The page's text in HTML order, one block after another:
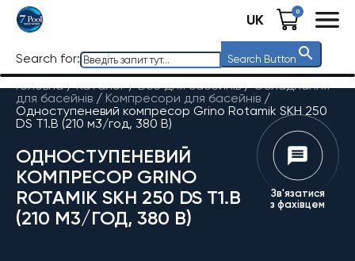
UK 0
Search for: Search Button
Головна / Каталог/Все для басейнів/Обладнання
для басейнів / Компресори для басейнів /
Одноступеневий компресор Grino Rotamik SKH 250
DS T1.В (210 м3/год, 380 В)
ОДНОСТУПЕНЕВИЙ
КОМПРЕСОР GRINO
ROTAMIK SKH 250 DS T1.В
(210 М3/ГОД, 380 В)
Зв'язатися
з фахівцем